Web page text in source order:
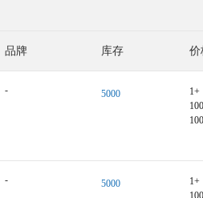
品牌 库存 价
- 5000
1+
- 5000
1+